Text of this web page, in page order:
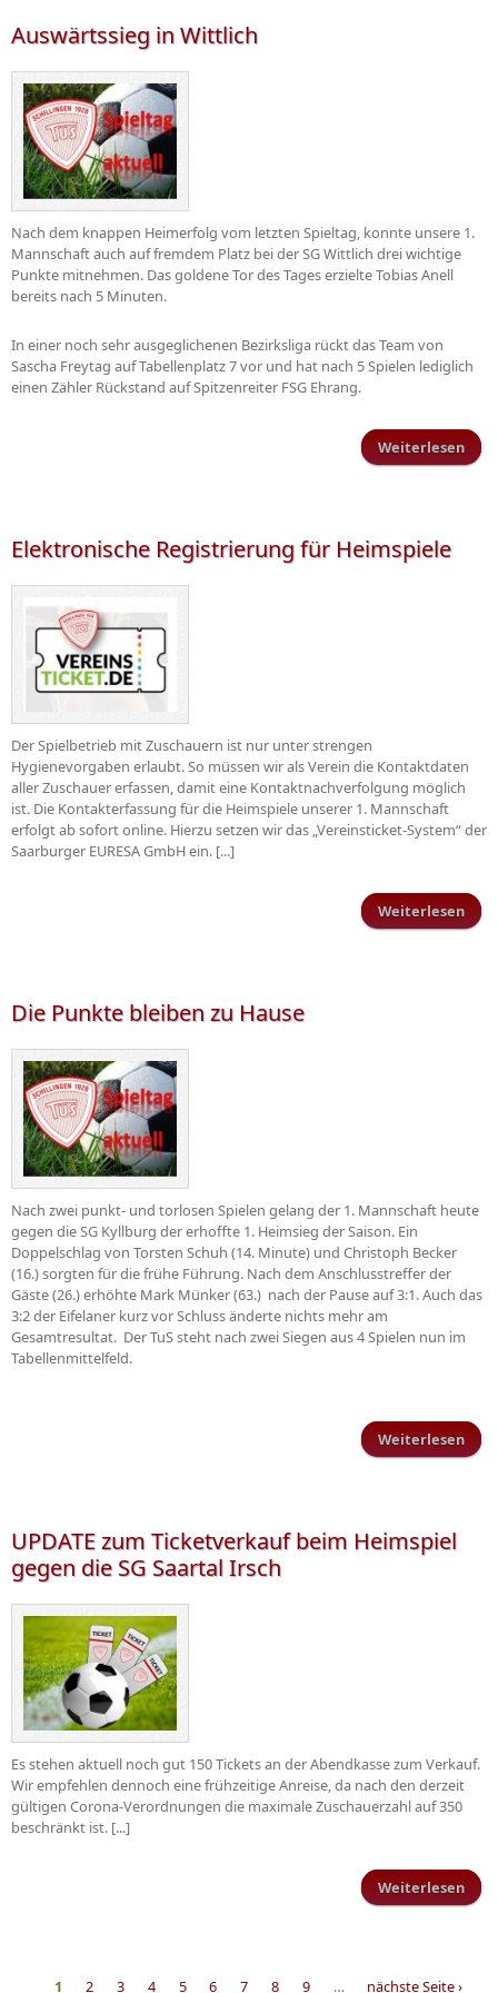
Auswärtssieg in Wittlich
Nach dem knappen Heimerfolg vom letzten Spieltag, konnte unsere 1.
Mannschaft auch auf fremdem Platz bei der SG Wittlich drei wichtige
Punkte mitnehmen. Das goldene Tor des Tages erzielte Tobias Anell
bereits nach 5 Minuten.
In einer noch sehr ausgeglichenen Bezirksliga rückt das Team von
Sascha Freytag auf Tabellenplatz 7 vor und hat nach 5 Spielen lediglich
einen Zähler Rückstand auf Spitzenreiter FSG Ehrang.
Weiterlesen
Elektronische Registrierung für Heimspiele
Der Spielbetrieb mit Zuschauern ist nur unter strengen
Hygienevorgaben erlaubt. So müssen wir als Verein die Kontaktdaten
aller Zuschauer erfassen, damit eine Kontaktnachverfolgung möglich
ist. Die Kontakterfassung für die Heimspiele unserer 1. Mannschaft
erfolgt ab sofort online. Hierzu setzen wir das „Vereinsticket-System“ der
Saarburger EURESA GmbH ein. [...]
Weiterlesen
Die Punkte bleiben zu Hause
Nach zwei punkt- und torlosen Spielen gelang der 1. Mannschaft heute
gegen die SG Kyllburg der erhoffte 1. Heimsieg der Saison. Ein
Doppelschlag von Torsten Schuh (14. Minute) und Christoph Becker
(16.) sorgten für die frühe Führung. Nach dem Anschlusstreffer der
Gäste (26.) erhöhte Mark Münker (63.) nach der Pause auf 3:1. Auch das
3:2 der Eifelaner kurz vor Schluss änderte nichts mehr am
Gesamtresultat. Der TuS steht nach zwei Siegen aus 4 Spielen nun im
Tabellenmittelfeld.
Weiterlesen
UPDATE zum Ticketverkauf beim Heimspiel
gegen die SG Saartal Irsch
Es stehen aktuell noch gut 150 Tickets an der Abendkasse zum Verkauf.
Wir empfehlen dennoch eine frühzeitige Anreise, da nach den derzeit
gültigen Corona-Verordnungen die maximale Zuschauerzahl auf 350
beschränkt ist. [...]
Weiterlesen
1 2 3 4 5 6 7 8 9 …
nächste Seite ›